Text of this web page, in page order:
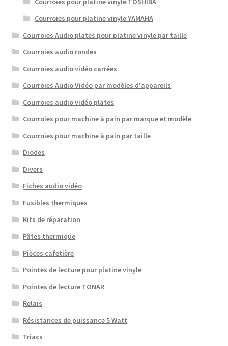
Courroies pour platine vinyle YAMAHA
Courroies Audio plates pour platine vinyle par taille
Courroies audio rondes
Courroies audio vidéo carrées
Courroies Audio Vidéo par modèles d'appareils
Courroies audio vidéo plates
Courroies pour machine à pain par marque et modèle
Courroies pour machine à pain par taille
Diodes
Divers
Fiches audio vidéo
Fusibles thermiques
Kits de réparation
Pâtes thermique
Pièces cafetière
Pointes de lecture pour platine vinyle
Pointes de lecture TONAR
Relais
Résistances de puissance 5 Watt
Triacs